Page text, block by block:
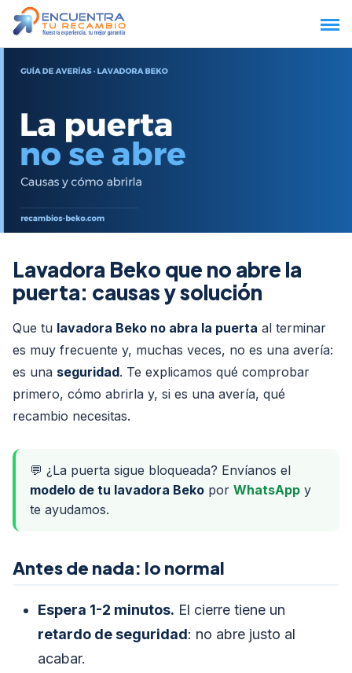
Saltar
contenido
Lavadora Beko que no abre la
puerta: causas y solución
Que tu lavadora Beko no abra la puerta al terminar
es muy frecuente y, muchas veces, no es una avería:
es una seguridad. Te explicamos qué comprobar
primero, cómo abrirla y, si es una avería, qué
recambio necesitas.
💬 ¿La puerta sigue bloqueada? Envíanos el
modelo de tu lavadora Beko por WhatsApp y
te ayudamos.
Antes de nada: lo normal
Espera 1-2 minutos. El cierre tiene un
retardo de seguridad: no abre justo al
acabar.